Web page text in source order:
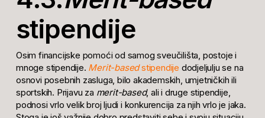
stipendije
Osim financijske pomoći od samog sveučilišta, postoje i
mnoge stipendije. Merit-basedstipendije dodjeljulju se na
osnovi posebnih zasluga, bilo akademskih, umjetničkih ili
sportskih. Prijavu za merit-based, ali i druge stipendije,
podnosi vrlo velik broj ljudi i konkurencija za njih vrlo je jaka.